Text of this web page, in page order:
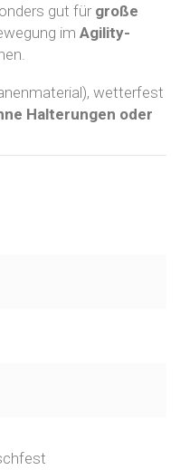
gut für große
im Agility-
wetterfest
Halterungen oder